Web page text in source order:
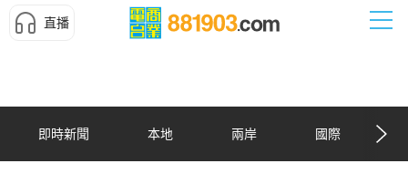
直播
即時新聞 本地 兩岸 國際